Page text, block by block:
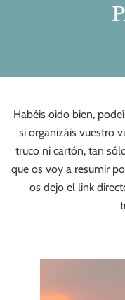
Habéis oido bien,
si organizáis vuestro
truco ni cartón, tan
que os voy a resumir
os dejo el link